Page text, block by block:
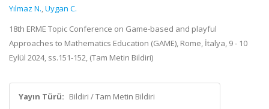
Yılmaz N.,Uygan C.
18th ERME Topic Conference on Game-based and playful
Approaches to Mathematics Education (GAME), Rome, İtalya, 9 - 10
Eylül 2024, ss.151-152, (Tam Metin Bildiri)
Yayın Türü: Bildiri / Tam Metin Bildiri